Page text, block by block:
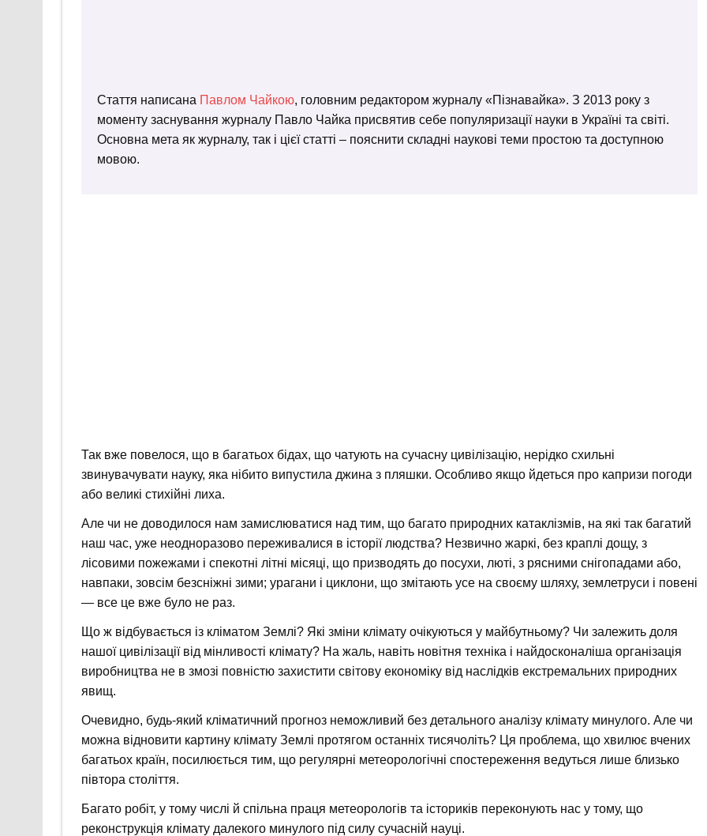
Стаття написана Павлом Чайкою, головним редактором журналу «Пізнавайка». З 2013 року з
моменту заснування журналу Павло Чайка присвятив себе популяризації науки в Україні та світі.
Основна мета як журналу, так і цієї статті – пояснити складні наукові теми простою та доступною
мовою.
Так вже повелося, що в багатьох бідах, що чатують на сучасну цивілізацію, нерідко схильні
звинувачувати науку, яка нібито випустила джина з пляшки. Особливо якщо йдеться про капризи погоди
або великі стихійні лиха.
Але чи не доводилося нам замислюватися над тим, що багато природних катаклізмів, на які так багатий
наш час, уже неодноразово переживалися в історії людства? Незвично жаркі, без краплі дощу, з
лісовими пожежами і спекотні літні місяці, що призводять до посухи, люті, з рясними снігопадами або,
навпаки, зовсім безсніжні зими; урагани і циклони, що змітають усе на своєму шляху, землетруси і повені
— все це вже було не раз.
Що ж відбувається із кліматом Землі? Які зміни клімату очікуються у майбутньому? Чи залежить доля
нашої цивілізації від мінливості клімату? На жаль, навіть новітня техніка і найдосконаліша організація
виробництва не в змозі повністю захистити світову економіку від наслідків екстремальних природних
явищ.
Очевидно, будь-який кліматичний прогноз неможливий без детального аналізу клімату минулого. Але чи
можна відновити картину клімату Землі протягом останніх тисячоліть? Ця проблема, що хвилює вчених
багатьох країн, посилюється тим, що регулярні метеорологічні спостереження ведуться лише близько
півтора століття.
Багато робіт, у тому числі й спільна праця метеорологів та істориків переконують нас у тому, що
реконструкція клімату далекого минулого під силу сучасній науці.